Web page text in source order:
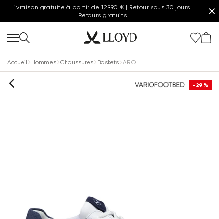
Livraison gratuite à partir de 129,90 € | Retour sous 30 jours |
Retours gratuits
✕
Accueil Hommes Chaussures Baskets ARIO
-29%